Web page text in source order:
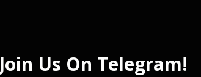
Join Us On Telegram!